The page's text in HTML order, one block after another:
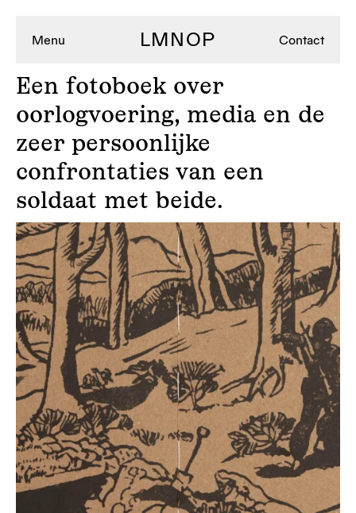
Menu LMNOP Contact
Een fotoboek over
oorlogvoering, media en de
zeer persoonlijke
confrontaties van een
soldaat met beide.